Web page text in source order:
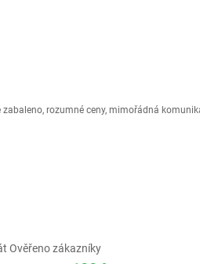
rozumné ceny, mimořádná
Ověřeno zákazníky